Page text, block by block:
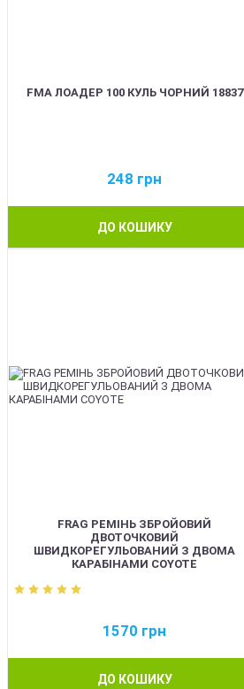
FMA ЛОАДЕР 100 КУЛЬ ЧОРНИЙ 18837
248 грн
ДО КОШИКУ
FRAG РЕМІНЬ ЗБРОЙОВИЙ
ДВОТОЧКОВИЙ
ШВИДКОРЕГУЛЬОВАНИЙ З ДВОМА
КАРАБІНАМИ COYOTE
1570 грн
ДО КОШИКУ